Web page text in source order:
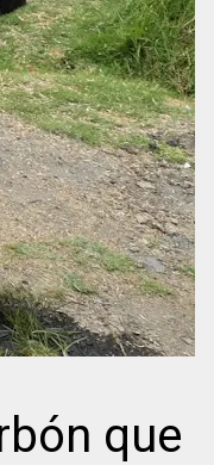
que